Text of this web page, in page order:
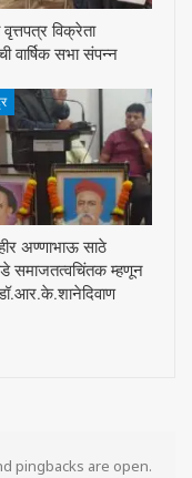
वृत्तपत्र विक्रेता
वार्षिक सभा संपन्न
अण्णाभाऊ साठे
समाजतत्वचिंतक म्हणून
pingbacks are open.